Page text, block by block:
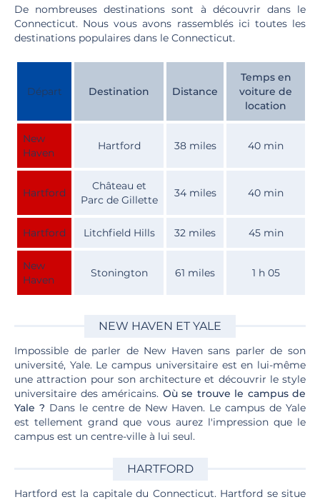
De nombreuses destinations sont à découvrir dans le
Connecticut. Nous vous avons rassemblés ici toutes les
destinations populaires dans le Connecticut.
Départ Destination Distance
Temps en
voiture de
location
New
Haven
Hartford 38 miles 40 min
Hartford
Château et
Parc de Gillette
34 miles 40 min
Hartford Litchfield Hills 32 miles 45 min
New
Haven
Stonington 61 miles 1 h 05
NEW HAVEN ET YALE
Impossible de parler de New Haven sans parler de son
université, Yale. Le campus universitaire est en lui-même
une attraction pour son architecture et découvrir le style
universitaire des américains. Où se trouve le campus de
Yale ? Dans le centre de New Haven. Le campus de Yale
est tellement grand que vous aurez l'impression que le
campus est un centre-ville à lui seul.
HARTFORD
Hartford est la capitale du Connecticut. Hartford se situe